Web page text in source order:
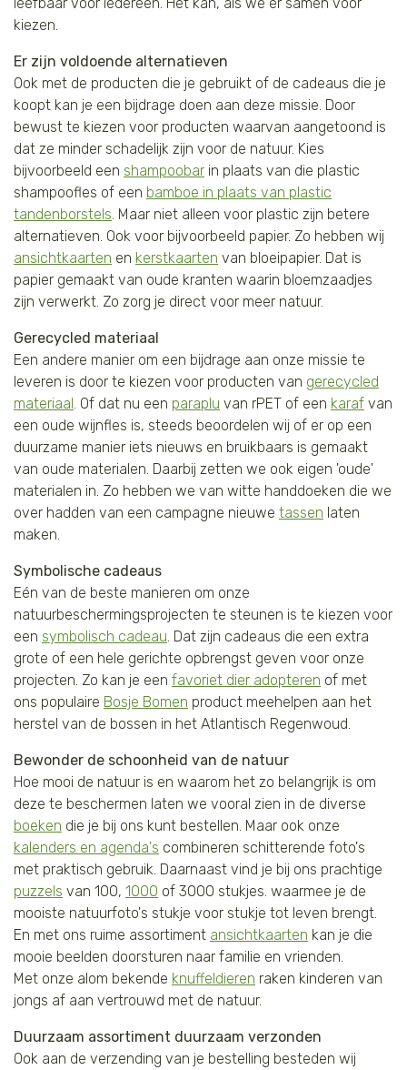
kiezen.
Er zijn voldoende alternatieven
Ook met de producten die je gebruikt of de cadeaus die je
koopt kan je een bijdrage doen aan deze missie. Door
bewust te kiezen voor producten waarvan aangetoond is
dat ze minder schadelijk zijn voor de natuur. Kies
bijvoorbeeld een shampoobar in plaats van die plastic
shampoofles of een bamboe in plaats van plastic
tandenborstels. Maar niet alleen voor plastic zijn betere
alternatieven. Ook voor bijvoorbeeld papier. Zo hebben wij
ansichtkaarten en kerstkaarten van bloeipapier. Dat is
papier gemaakt van oude kranten waarin bloemzaadjes
zijn verwerkt. Zo zorg je direct voor meer natuur.
Gerecycled materiaal
Een andere manier om een bijdrage aan onze missie te
leveren is door te kiezen voor producten van gerecycled
materiaal. Of dat nu een paraplu van rPET of een karaf van
een oude wijnfles is, steeds beoordelen wij of er op een
duurzame manier iets nieuws en bruikbaars is gemaakt
van oude materialen. Daarbij zetten we ook eigen 'oude'
materialen in. Zo hebben we van witte handdoeken die we
over hadden van een campagne nieuwe tassen laten
maken.
Symbolische cadeaus
Eén van de beste manieren om onze
natuurbeschermingsprojecten te steunen is te kiezen voor
een symbolisch cadeau. Dat zijn cadeaus die een extra
grote of een hele gerichte opbrengst geven voor onze
projecten. Zo kan je een favoriet dier adopteren of met
ons populaire Bosje Bomen product meehelpen aan het
herstel van de bossen in het Atlantisch Regenwoud.
Bewonder de schoonheid van de natuur
Hoe mooi de natuur is en waarom het zo belangrijk is om
deze te beschermen laten we vooral zien in de diverse
boeken die je bij ons kunt bestellen. Maar ook onze
kalenders en agenda's combineren schitterende foto's
met praktisch gebruik. Daarnaast vind je bij ons prachtige
puzzels van 100, 1000 of 3000 stukjes. waarmee je de
mooiste natuurfoto's stukje voor stukje tot leven brengt.
En met ons ruime assortiment ansichtkaarten kan je die
mooie beelden doorsturen naar familie en vrienden.
Met onze alom bekende knuffeldieren raken kinderen van
jongs af aan vertrouwd met de natuur.
Duurzaam assortiment duurzaam verzonden
Ook aan de verzending van je bestelling besteden wij